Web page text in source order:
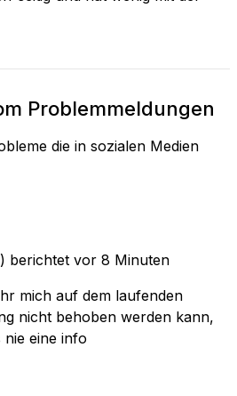
Problemmeldungen
die in sozialen Medien
berichtet vor 8 Minuten
mich auf dem laufenden
nicht behoben werden kann,
nie eine info